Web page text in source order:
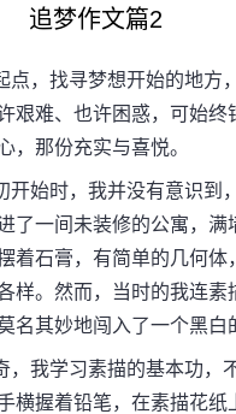
追梦作文篇2
，找寻梦想开始的地方
艰难、也许困惑，可始终
，那份充实与喜悦。
始时，我并没有意识到
了一间未装修的公寓，满
着石膏，有简单的几何体
样。然而，当时的我连素
名其妙地闯入了一个黑白
我学习素描的基本功，
横握着铅笔，在素描花纸